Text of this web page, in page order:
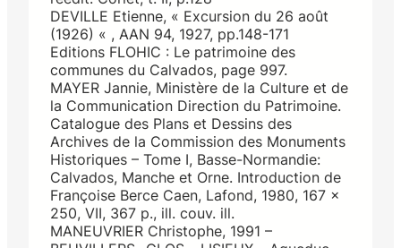
DEVILLE Etienne, « Excursion du 26 août
(1926) « , AAN 94, 1927, pp.148-171
Editions FLOHIC : Le patrimoine des
communes du Calvados, page 997.
MAYER Jannie, Ministère de la Culture et de
la Communication Direction du Patrimoine.
Catalogue des Plans et Dessins des
Archives de la Commission des Monuments
Historiques – Tome I, Basse-Normandie:
Calvados, Manche et Orne. Introduction de
Françoise Berce Caen, Lafond, 1980, 167 x
250, VII, 367 p., ill. couv. ill.
MANEUVRIER Christophe, 1991 –